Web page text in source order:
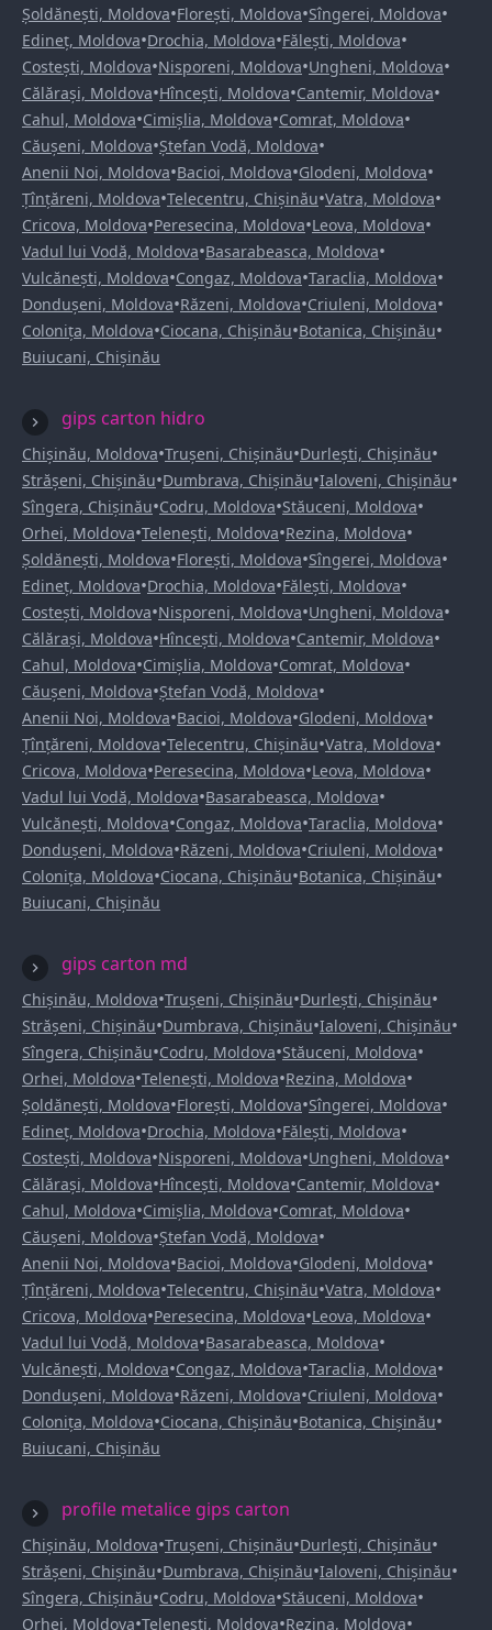
Șoldănești, Moldova•Florești, Moldova•Sîngerei, Moldova•
Edineț, Moldova•Drochia, Moldova•Fălești, Moldova•
Costești, Moldova•Nisporeni, Moldova•Ungheni, Moldova•
Călărași, Moldova•Hîncești, Moldova•Cantemir, Moldova•
Cahul, Moldova•Cimișlia, Moldova•Comrat, Moldova•
Căușeni, Moldova•Ștefan Vodă, Moldova•
Anenii Noi, Moldova•Bacioi, Moldova•Glodeni, Moldova•
Țînțăreni, Moldova•Telecentru, Chișinău•Vatra, Moldova•
Cricova, Moldova•Peresecina, Moldova•Leova, Moldova•
Vadul lui Vodă, Moldova•Basarabeasca, Moldova•
Vulcănești, Moldova•Congaz, Moldova•Taraclia, Moldova•
Dondușeni, Moldova•Răzeni, Moldova•Criuleni, Moldova•
Colonița, Moldova•Ciocana, Chișinău•Botanica, Chișinău•
Buiucani, Chișinău
gips carton hidro
Chișinău, Moldova•Trușeni, Chișinău•Durlești, Chișinău•
Strășeni, Chișinău•Dumbrava, Chișinău•Ialoveni, Chișinău•
Sîngera, Chișinău•Codru, Moldova•Stăuceni, Moldova•
Orhei, Moldova•Telenești, Moldova•Rezina, Moldova•
Șoldănești, Moldova•Florești, Moldova•Sîngerei, Moldova•
Edineț, Moldova•Drochia, Moldova•Fălești, Moldova•
Costești, Moldova•Nisporeni, Moldova•Ungheni, Moldova•
Călărași, Moldova•Hîncești, Moldova•Cantemir, Moldova•
Cahul, Moldova•Cimișlia, Moldova•Comrat, Moldova•
Căușeni, Moldova•Ștefan Vodă, Moldova•
Anenii Noi, Moldova•Bacioi, Moldova•Glodeni, Moldova•
Țînțăreni, Moldova•Telecentru, Chișinău•Vatra, Moldova•
Cricova, Moldova•Peresecina, Moldova•Leova, Moldova•
Vadul lui Vodă, Moldova•Basarabeasca, Moldova•
Vulcănești, Moldova•Congaz, Moldova•Taraclia, Moldova•
Dondușeni, Moldova•Răzeni, Moldova•Criuleni, Moldova•
Colonița, Moldova•Ciocana, Chișinău•Botanica, Chișinău•
Buiucani, Chișinău
gips carton md
Chișinău, Moldova•Trușeni, Chișinău•Durlești, Chișinău•
Strășeni, Chișinău•Dumbrava, Chișinău•Ialoveni, Chișinău•
Sîngera, Chișinău•Codru, Moldova•Stăuceni, Moldova•
Orhei, Moldova•Telenești, Moldova•Rezina, Moldova•
Șoldănești, Moldova•Florești, Moldova•Sîngerei, Moldova•
Edineț, Moldova•Drochia, Moldova•Fălești, Moldova•
Costești, Moldova•Nisporeni, Moldova•Ungheni, Moldova•
Călărași, Moldova•Hîncești, Moldova•Cantemir, Moldova•
Cahul, Moldova•Cimișlia, Moldova•Comrat, Moldova•
Căușeni, Moldova•Ștefan Vodă, Moldova•
Anenii Noi, Moldova•Bacioi, Moldova•Glodeni, Moldova•
Țînțăreni, Moldova•Telecentru, Chișinău•Vatra, Moldova•
Cricova, Moldova•Peresecina, Moldova•Leova, Moldova•
Vadul lui Vodă, Moldova•Basarabeasca, Moldova•
Vulcănești, Moldova•Congaz, Moldova•Taraclia, Moldova•
Dondușeni, Moldova•Răzeni, Moldova•Criuleni, Moldova•
Colonița, Moldova•Ciocana, Chișinău•Botanica, Chișinău•
Buiucani, Chișinău
profile metalice gips carton
Chișinău, Moldova•Trușeni, Chișinău•Durlești, Chișinău•
Strășeni, Chișinău•Dumbrava, Chișinău•Ialoveni, Chișinău•
Sîngera, Chișinău•Codru, Moldova•Stăuceni, Moldova•
Orhei, Moldova•Telenești, Moldova•Rezina, Moldova•